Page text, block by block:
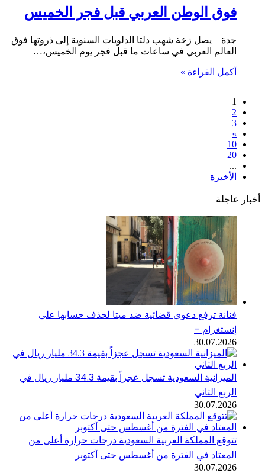
فوق الوطن العربي قبل فجر الخميس
جدة – يصل زخة شهب دلتا الدلويات السنوية إلى ذروتها فوق
العالم العربي في ساعات ما قبل فجر يوم الخميس،…
أكمل القراءة »
1
2
3
»
10
20
...
الأخيرة
أخبار عاجلة
فنانة ترفع دعوى قضائية ضد ميتا لحذف حسابها على
إنستغرام –
30.07.2026
الميزانية السعودية تسجل عجزاً بقيمة 34.3 مليار ريال في
الربع الثاني
30.07.2026
تتوقع المملكة العربية السعودية درجات حرارة أعلى من
المعتاد في الفترة من أغسطس حتى أكتوبر
30.07.2026